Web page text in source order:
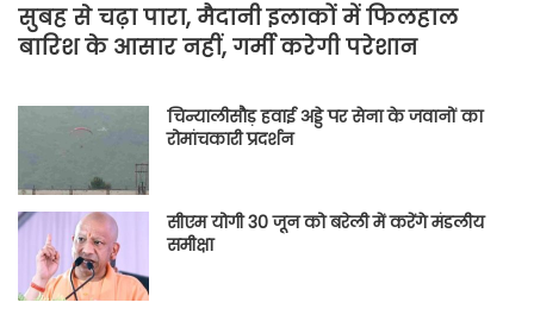
सुबह से चढ़ा पारा, मैदानी इलाकों में फिलहाल
बारिश के आसार नहीं, गर्मी करेगी परेशान
चिन्यालीसौड़ हवाई अड्डे पर सेना के जवानों का
रोमांचकारी प्रदर्शन
सीएम योगी 30 जून को बरेली में करेंगे मंडलीय
समीक्षा